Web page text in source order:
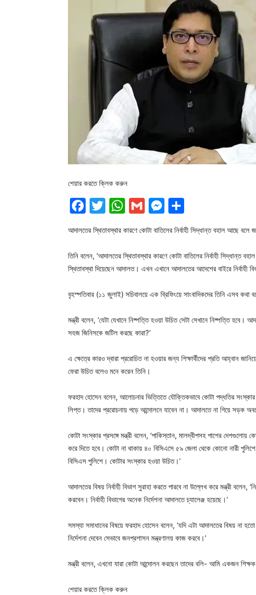
শেয়ার করতে ক্লিক করুন
Facebook
Twitter
WhatsApp
GmailMessenger
আদালতের স্থিতাবস্থার কারণে কোটা বাতিলের নির্বাহী সিদ্ধান্ত বহাল আছে বলে
তিনি বলেন, ‘আদালতের স্থিতাবস্থার কারণে কোটা বাতিলের নির্বাহী সিদ্ধান্ত
স্থিতাবস্থা দিয়েছেন আদালত। এখন এখানে আদালতের আদেশের বাইরে নির্বাহী
বৃহস্পতিবার (১১ জুলাই) সচিবালয়ে এক ব্রিফিংয়ে সাংবাদিকদের তিনি এসব কথা
মন্ত্রী বলেন, ‘যেটা যেখানে নিষ্পত্তি হওয়া উচিত সেটা সেখানে নিষ্পত্তি হবে।
সহজ জিনিসকে জটিল করছে কারা?’
এ ক্ষেত্রে কারও দ্বারা প্ররোচিত না হওয়ার জন্য শিক্ষার্থীদের প্রতি আহ্বান
ফেরা উচিত বলেও মনে করেন তিনি।
ফরহাদ হোসেন বলেন, আলোচনার ভিত্তিতে যৌক্তিকভাবে কোটা পদ্ধতির
লিপ্ত। তাদের প্ররোচনায় পড়ে আন্দোলনে যাবেন না। আদালতে না গিয়ে সড়ক
কোটা সংস্কার প্রসঙ্গে মন্ত্রী বলেন, ‘পাকিস্তান, মালদ্বীপসহ পাশের দেশগুলোয়
করে দিতে হবে। কোটা না থাকায় ৪০ বিসিএসে ৫৯ জেলা থেকে কোনো নারী
বিসিএস পুলিশে। কোটার সংস্কার হওয়া উচিত।’
আদালতের বিষয় নির্বাহী বিভাগ সুরাহা করতে পারবে না উল্লেখ করে মন্ত্রী বলেন,
করবেন। নির্বাহী বিভাগের অনেক নির্দেশনা আদালতে চ্যালেঞ্জ হয়েছে।’
সমস্যা সমাধানের বিষয়ে ফরহাদ হোসেন বলেন, ‘যদি এটা আদালতের বিষয় না
নির্দেশনা দেবেন সেভাবে জনপ্রশাসন মন্ত্রণালয় কাজ করবে।’
মন্ত্রী বলেন, এখনো যারা কোটা আন্দোলন করছেন তাদের বলি- আমি একজন
শেয়ার করতে ক্লিক করুন